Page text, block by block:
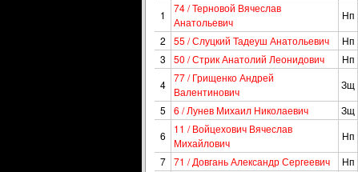
1
74 / Терновой Вячеслав
Анатольевич
Нп
2
55 / Слуцкий Тадеуш Анатольевич Нп
3
50 / Стрик Анатолий Леонидович Нп
4
77 / Грищенко Андрей
Валентинович
Зщ
5
6 / Лунев Михаил Николаевич Зщ
6
11 / Войцехович Вячеслав
Михайлович
Нп
7
71 / Довгань Александр Сергеевич Нп